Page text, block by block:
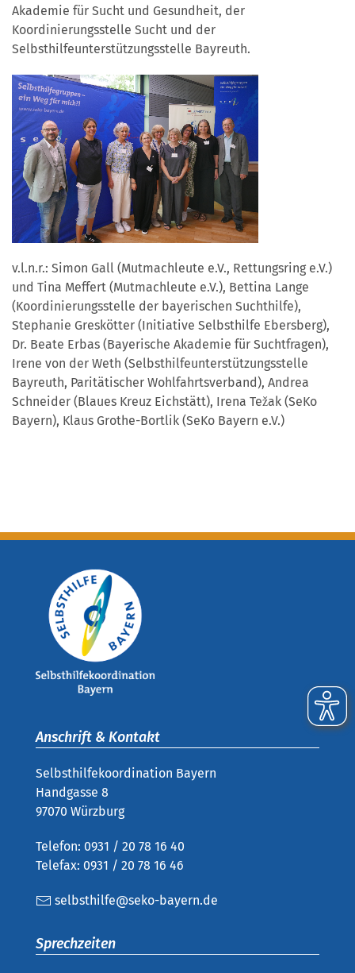
Akademie für Sucht und Gesundheit, der
Koordinierungsstelle Sucht und der
Selbsthilfeunterstützungsstelle Bayreuth.
v.l.n.r.: Simon Gall (Mutmachleute e.V., Rettungsring e.V.)
und Tina Meffert (Mutmachleute e.V.), Bettina Lange
(Koordinierungsstelle der bayerischen Suchthilfe),
Stephanie Greskötter (Initiative Selbsthilfe Ebersberg),
Dr. Beate Erbas (Bayerische Akademie für Suchtfragen),
Irene von der Weth (Selbsthilfeunterstützungsstelle
Bayreuth, Paritätischer Wohlfahrtsverband), Andrea
Schneider (Blaues Kreuz Eichstätt), Irena Težak (SeKo
Bayern), Klaus Grothe-Bortlik (SeKo Bayern e.V.)
Anschrift & Kontakt
Selbsthilfekoordination Bayern
Handgasse 8
97070 Würzburg
Telefon: 0931 / 20 78 16 40
Telefax: 0931 / 20 78 16 46
selbsthilfe@seko-bayern.de
Sprechzeiten